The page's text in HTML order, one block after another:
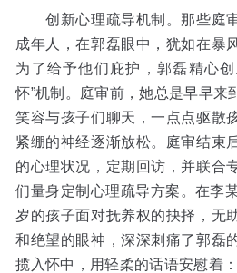
创新心理疏导机制。那些庭
成年人，在郭磊眼中，犹如在暴
为了给予他们庇护，郭磊精心
怀”机制。庭审前，她总是早早来
笑容与孩子们聊天，一点点驱散
紧绷的神经逐渐放松。庭审结束
的心理状况，定期回访，并联合
们量身定制心理疏导方案。在李
岁的孩子面对抚养权的抉择，无
和绝望的眼神，深深刺痛了郭磊
揽入怀中，用轻柔的话语安慰着